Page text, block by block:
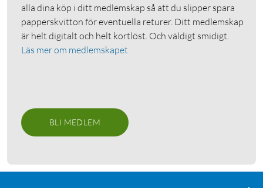
alla dina köp i ditt medlemskap så att du slipper spara
papperskvitton för eventuella returer. Ditt medlemskap
är helt digitalt och helt kortlöst. Och väldigt smidigt.
Läs mer om medlemskapet
BLI MEDLEM